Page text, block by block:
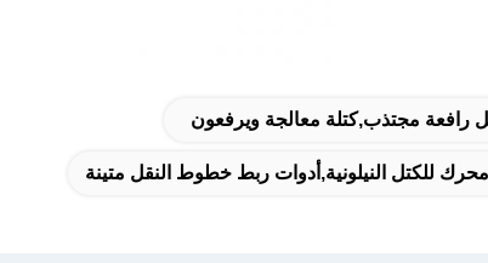
رافعة مجتذب,كتلة معالجة ويرفعون
للكتل النيلونية,أدوات ربط خطوط النقل متينة